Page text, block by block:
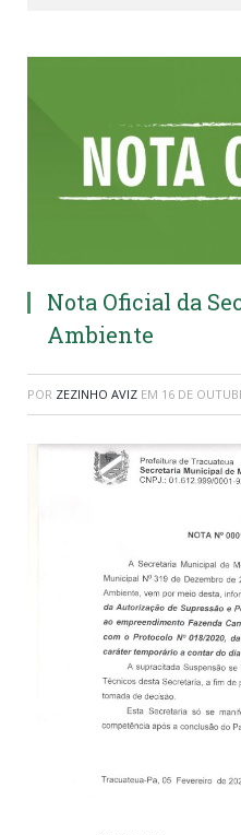
Nota Oficial da
Ambiente
POR ZEZINHO AVIZ EM 16 DE